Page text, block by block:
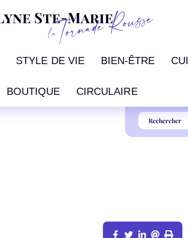
STYLE DE VIE BIEN-ÊTRE
BOUTIQUE CIRCULAIRE